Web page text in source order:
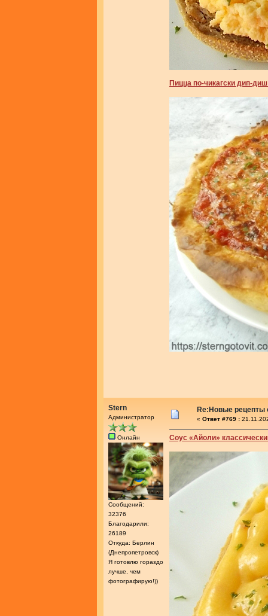
Пицца по-чикагски дип-
Stern
Администратор
Онлайн
Сообщений:
32376
Благодарили:
26189
Откуда: Берлин
(Днепропетровск)
Я готовлю гораздо
лучше, чем
фотографирую!))
Re:Новые рецепты
« Ответ #769 :
Соус «Айоли»